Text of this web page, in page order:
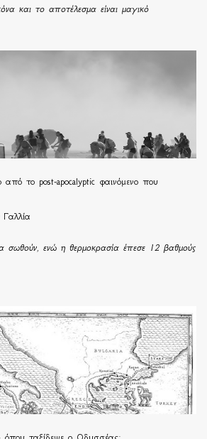
και το αποτέλεσμα είναι μαγικό
από το post-apocalyptic φαινόμενο που
σωθούν, ενώ η θερμοκρασία έπεσε 12 βαθμούς